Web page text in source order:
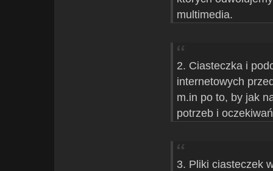
multimedia.
2. Ciasteczka i
internetowych
m.in po to, by jak
potrzeb i
3. Pliki ciasteczek